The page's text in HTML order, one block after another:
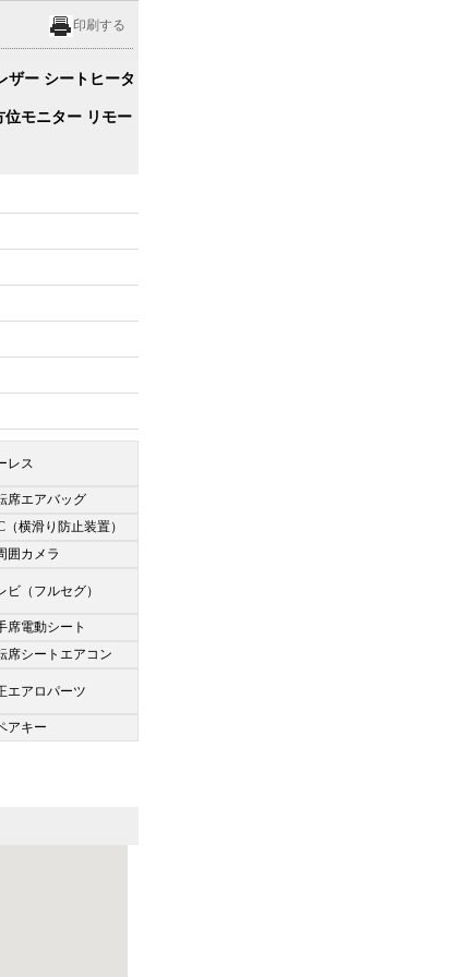
印刷する
ザー シートヒータ
位モニター リモー
レス
席エアバッグ
（横滑り防止装置）
囲カメラ
ビ（フルセグ）
席電動シート
席シートエアコン
エアロパーツ
アキー